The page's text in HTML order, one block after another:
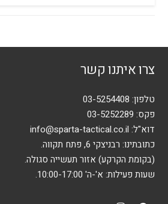
צרו איתנו קשר
טלפון: 03-5254408
פקס: 03-5252289
דוא"ל: info@sparta-tactical.co.il
כתובתינו: רבניצקי 6, פתח תקווה.
(בקומת הקרקע) אזור תעשייה סגולה.
שעות פעילות: א'-ה' 10:00-17:00.